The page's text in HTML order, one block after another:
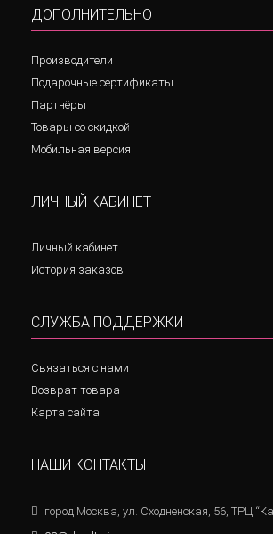
ДОПОЛНИТЕЛЬНО
Производители
Подарочные сертификаты
Партнёры
Товары со скидкой
Мобильная версия
ЛИЧНЫЙ КАБИНЕТ
Личный кабинет
История заказов
СЛУЖБА ПОДДЕРЖКИ
Связаться с нами
Возврат товара
Карта сайта
НАШИ КОНТАКТЫ
город Москва, ул. Сходненская, 56, ТРЦ